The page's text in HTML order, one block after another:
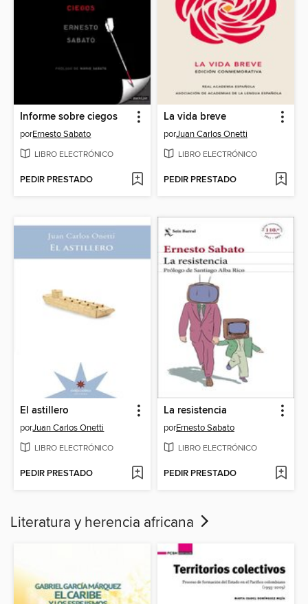
Informe sobre ciegos
porErnesto Sabato
LIBRO ELECTRÓNICO
PEDIR PRESTADO
La vida breve
porJuan Carlos Onetti
LIBRO ELECTRÓNICO
PEDIR PRESTADO
El astillero
porJuan Carlos Onetti
LIBRO ELECTRÓNICO
PEDIR PRESTADO
La resistencia
porErnesto Sabato
LIBRO ELECTRÓNICO
PEDIR PRESTADO
Literatura y herencia africana